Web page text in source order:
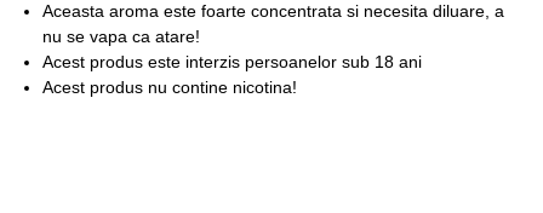
Aceasta aroma este foarte concentrata si necesita diluare, a
nu se vapa ca atare!
Acest produs este interzis persoanelor sub 18 ani
Acest produs nu contine nicotina!